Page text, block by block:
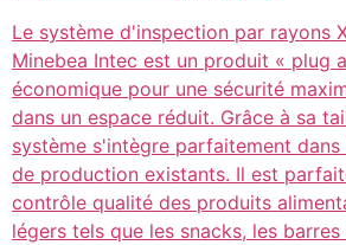
Le système d'inspection par rayons
Minebea Intec est un produit « plug
économique pour une sécurité
dans un espace réduit. Grâce à sa
système s'intègre parfaitement dans
de production existants. Il est
contrôle qualité des produits
légers tels que les snacks, les